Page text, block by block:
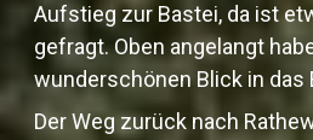
Aufstieg zur Bastei, da ist
gefragt. Oben angelangt
wunderschönen Blick in das
Der Weg zurück nach